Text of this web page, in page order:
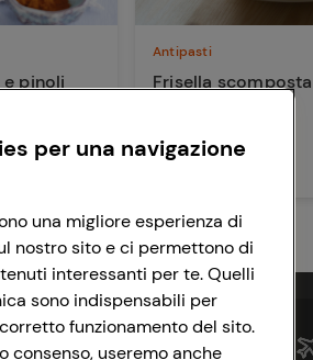
pinoli
Antipasti
Frisella scomposta
15 min Facile
per una navigazione
una migliore esperienza di
nostro sito e ci permettono di
interessanti per te. Quelli
sono indispensabili per
funzionamento del sito.
consenso, useremo anche